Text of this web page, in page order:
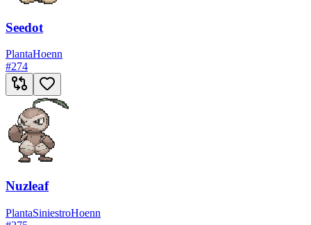
Seedot
PlantaHoenn
#274
Nuzleaf
PlantaSiniestroHoenn